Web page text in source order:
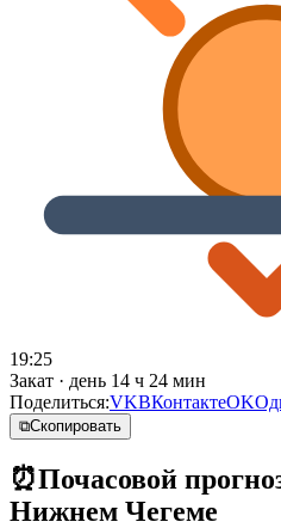
19:25
Закат · день 14 ч 24 мин
Поделиться:VKВКонтактеOK
⧉Скопировать
⏰Почасовой
Нижнем Чегеме